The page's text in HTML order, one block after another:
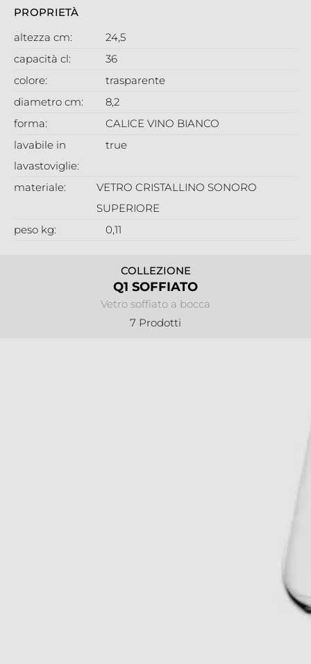
COLLEZIONE
Q1 SOFFIATO
Vetro soffiato a bocca
7 Prodotti
PROPRIETÀ
altezza cm:
24,5
capacità cl:
36
colore:
trasparente
diametro cm:
8,2
forma:
CALICE VINO BIANCO
lavabile in
lavastoviglie:
true
materiale:
VETRO CRISTALLINO SONORO
SUPERIORE
peso kg:
0,11